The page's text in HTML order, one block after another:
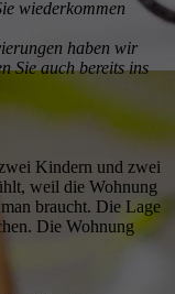
wiederkommen
haben wir
Sie auch bereits ins
Kindern und zwei
weil die Wohnung
braucht. Die Lage
Die Wohnung